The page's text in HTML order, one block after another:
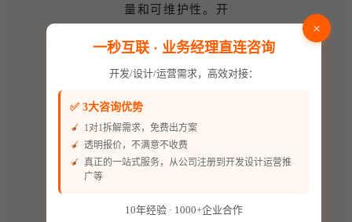
量和可维护性。开
复杂程度而定，一
般教学管理系统的
月，学生管理系统
需要 1 - 2 个月。
测试与调试
开发完成后，需要
×
一秒互联 · 业务经理直连咨询
开发/设计/运营需求，高效对接：
✅ 3大咨询优势
1对1拆解需求，免费出方案
透明报价，不满意不收费
真正的一站式服务，从公司注册到开发设计运营推
广等
10年经验 · 1000+企业合作